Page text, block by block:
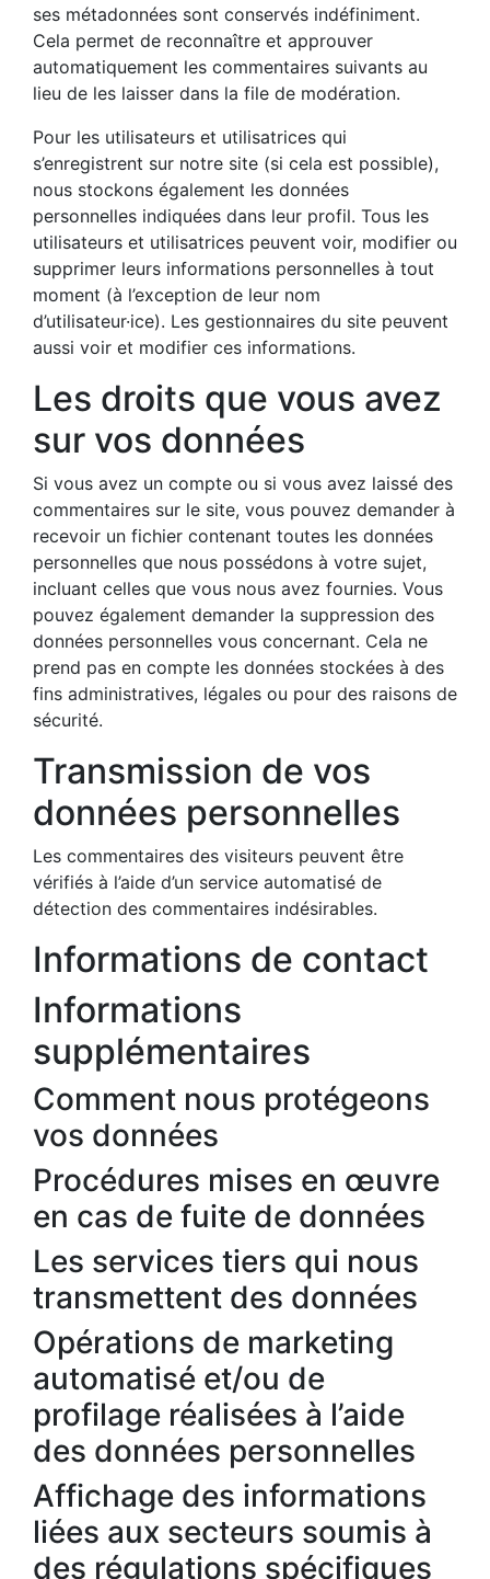
ses métadonnées sont conservés indéfiniment.
Cela permet de reconnaître et approuver
automatiquement les commentaires suivants au
lieu de les laisser dans la file de modération.
Pour les utilisateurs et utilisatrices qui
s’enregistrent sur notre site (si cela est possible),
nous stockons également les données
personnelles indiquées dans leur profil. Tous les
utilisateurs et utilisatrices peuvent voir, modifier ou
supprimer leurs informations personnelles à tout
moment (à l’exception de leur nom
d’utilisateur·ice). Les gestionnaires du site peuvent
aussi voir et modifier ces informations.
Les droits que vous avez
sur vos données
Si vous avez un compte ou si vous avez laissé des
commentaires sur le site, vous pouvez demander à
recevoir un fichier contenant toutes les données
personnelles que nous possédons à votre sujet,
incluant celles que vous nous avez fournies. Vous
pouvez également demander la suppression des
données personnelles vous concernant. Cela ne
prend pas en compte les données stockées à des
fins administratives, légales ou pour des raisons de
sécurité.
Transmission de vos
données personnelles
Les commentaires des visiteurs peuvent être
vérifiés à l’aide d’un service automatisé de
détection des commentaires indésirables.
Informations de contact
Informations
supplémentaires
Comment nous protégeons
vos données
Procédures mises en œuvre
en cas de fuite de données
Les services tiers qui nous
transmettent des données
Opérations de marketing
automatisé et/ou de
profilage réalisées à l’aide
des données personnelles
Affichage des informations
liées aux secteurs soumis à
des régulations spécifiques